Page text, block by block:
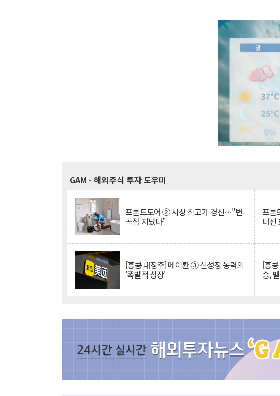
GAM - 해외주식 투자 도우미
프론트도어 ② 사상 최고가 경신…"변
곡점 지났다"
프론
터진
[홍콩 대장주] 메이퇀 ③ 신성장 동력의
'폭발적 성장'
[홍
승,